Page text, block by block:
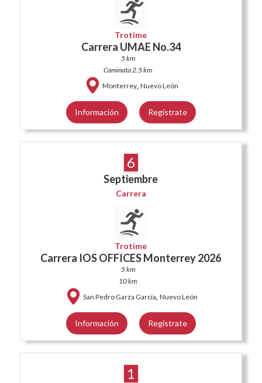
Trotime
Carrera UMAE No.34
5 km
Caminata 2.5 km
Monterrey, Nuevo León
Información Regístrate
6
Septiembre
Carrera
Trotime
Carrera IOS OFFICES Monterrey 2026
5 km
10 km
San Pedro Garza García, Nuevo León
Información Regístrate
1